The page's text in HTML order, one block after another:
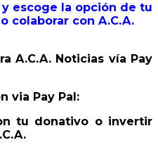
escoge la opción de tu
colaborar con A.C.A.
A.C.A. Noticias vía Pay
via Pay Pal:
tu donativo o invertir